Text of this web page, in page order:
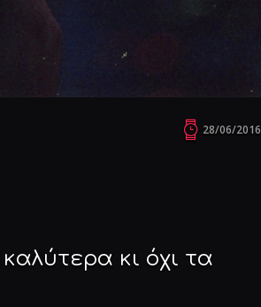
28/06/2016
κι όχι τα